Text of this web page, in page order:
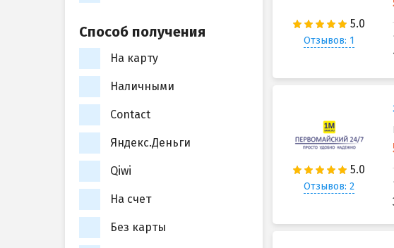
Отзывов: 1
Отзывов: 2
Способ получения
На карту
Наличными
Contact
Яндекс.Деньги
Qiwi
На счет
Без карты